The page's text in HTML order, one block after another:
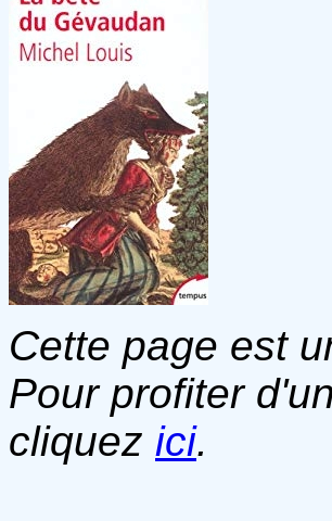
Cette page est
Pour profiter
cliquez ici.